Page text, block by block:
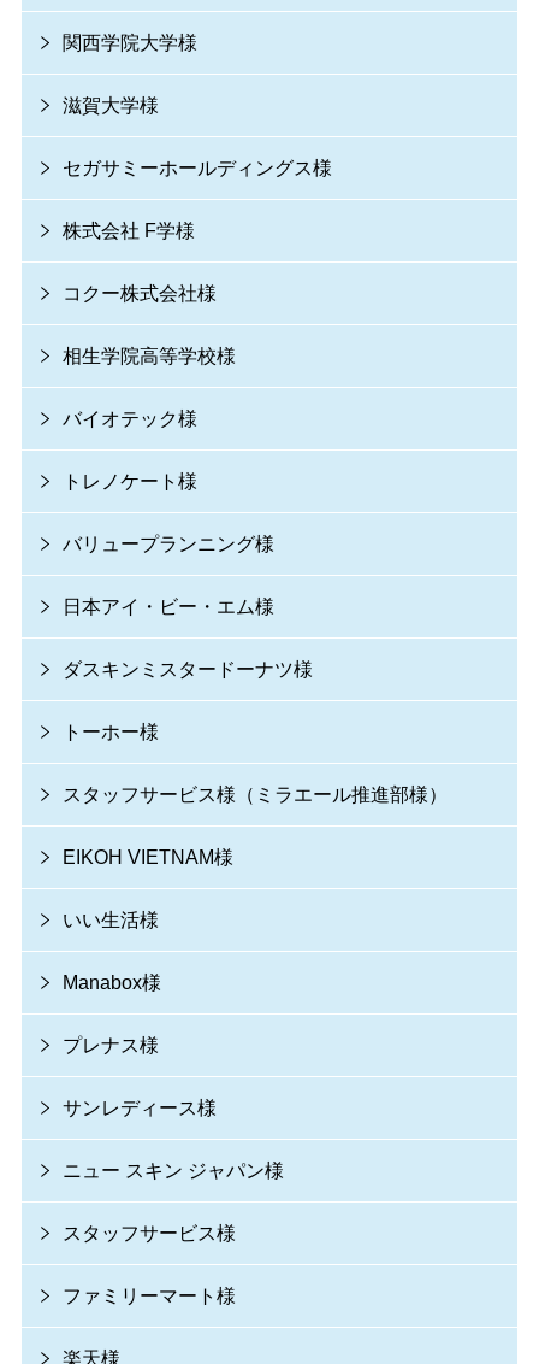
関西学院大学様
滋賀大学様
セガサミーホールディングス様
株式会社 F学様
コクー株式会社様
相生学院高等学校様
バイオテック様
トレノケート様
バリュープランニング様
日本アイ・ビー・エム様
ダスキンミスタードーナツ様
トーホー様
スタッフサービス様（ミラエール推進部様）
EIKOH VIETNAM様
いい生活様
Manabox様
プレナス様
サンレディース様
ニュー スキン ジャパン様
スタッフサービス様
ファミリーマート様
楽天様